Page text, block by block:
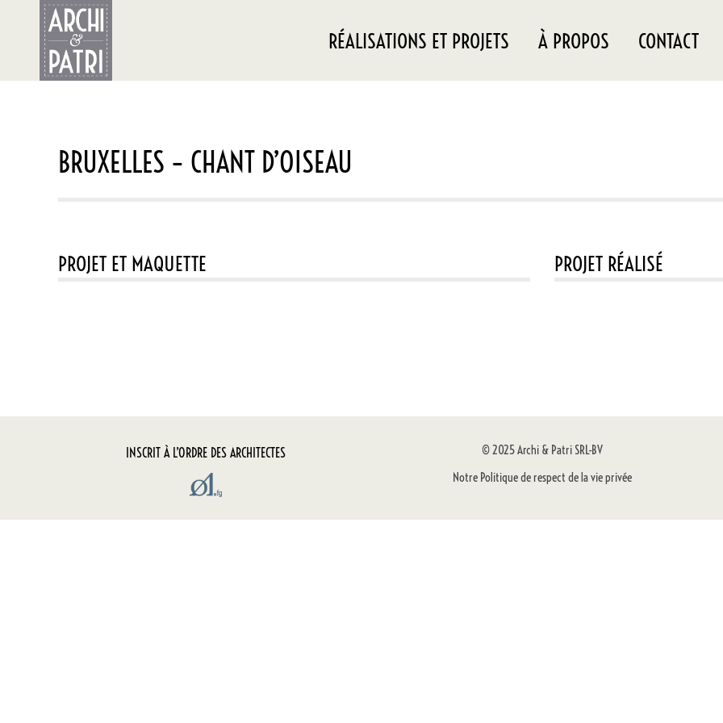
RÉALISATIONS ET PROJETS À PROPOS CONTACT
BRUXELLES – CHANT D’OISEAU
PROJET ET MAQUETTE PROJET RÉALISÉ
INSCRIT À L’ORDRE DES ARCHITECTES
© 2025 Archi & Patri SRL-BV
Notre Politique de respect de la vie privée